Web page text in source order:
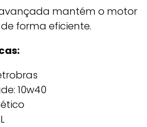
mantém o motor
forma eficiente.
10w40